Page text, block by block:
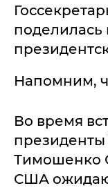
Напомним,
Во время
Тимошенко
США